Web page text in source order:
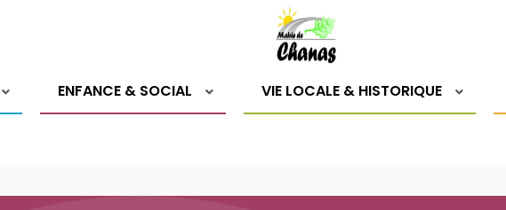
ENFANCE & SOCIAL VIE LOCALE & HISTORIQUE